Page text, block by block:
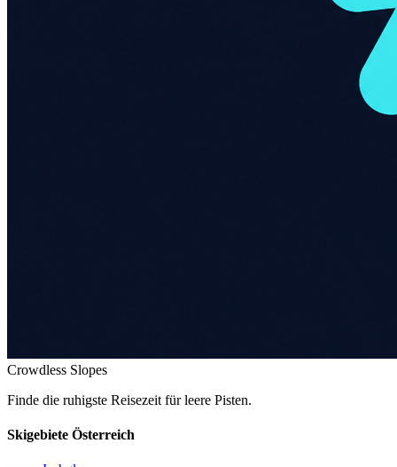
Crowdless Slopes
Finde die ruhigste Reisezeit für leere Pisten.
Skigebiete Österreich